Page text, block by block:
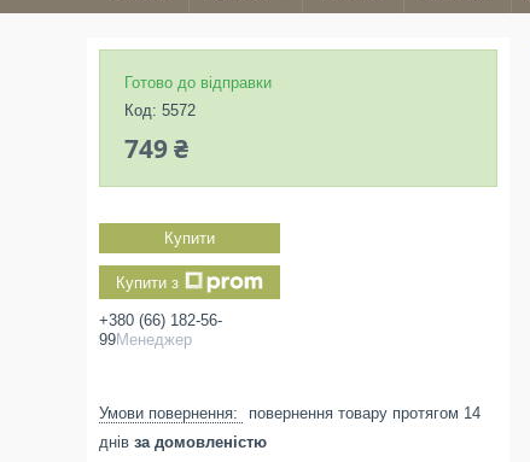
Готово до відправки
Код: 5572
749 ₴
Купити
Купити з
+380 (66) 182-56-
99Менеджер
повернення товару протягом 14
днів за домовленістю